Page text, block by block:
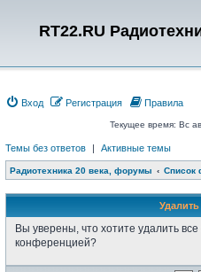
RT22.RU
Вход Регистрация Правила
Текущее время: Вс
Темы без ответов | Активные темы
Радиотехника 20 века, форумы Список
Вы уверены, что хотите удалить
конференцией?